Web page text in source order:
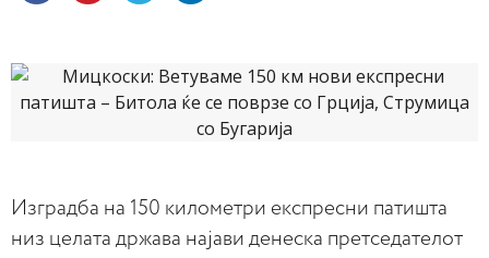
Изградба на 150 километри експресни патишта
низ целата држава најави денеска претседателот